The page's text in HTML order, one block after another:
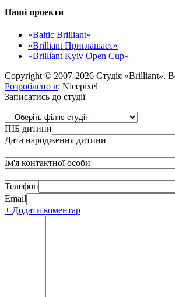
Наші проекти
«Baltic Brilliant»
«Brilliant Приглашает»
«Brilliant Kyiv Open Cup»
Copyright © 2007-2026 Студія «Brilliant».
Розроблено в: Nicepixel
Записатись до студії
ПІБ дитини
Дата народження дитини
Ім'я контактної особи
Телефон
Email
+ Додати коментар